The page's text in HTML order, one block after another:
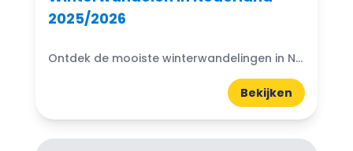
2025/2026
Ontdek de mooiste winterwandelingen in Nederland 2025/2026. Van bossen en heide tot duinen en meren: frisse uitjes voor de koude maanden.
Bekijken